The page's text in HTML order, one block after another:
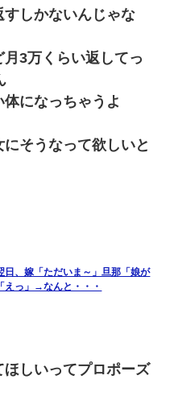
すしかないんじゃな
3万くらい返してっ
になっちゃうよ
そうなって欲しいと
、嫁「ただいま～」旦那「娘が
えっ」→なんと・・・
しいってプロポーズ